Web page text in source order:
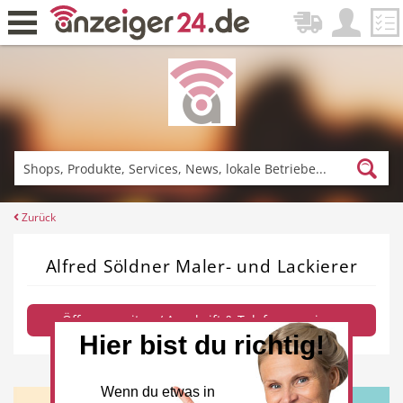
Zurück
Fitness & Sport Einkaufen
DE-News News
Zurück
Alfred Söldner Maler- und Lackierer
Öffnungszeiten / Anschrift & Telefon anzeigen
Hier bist du richtig!
Wenn du etwas in